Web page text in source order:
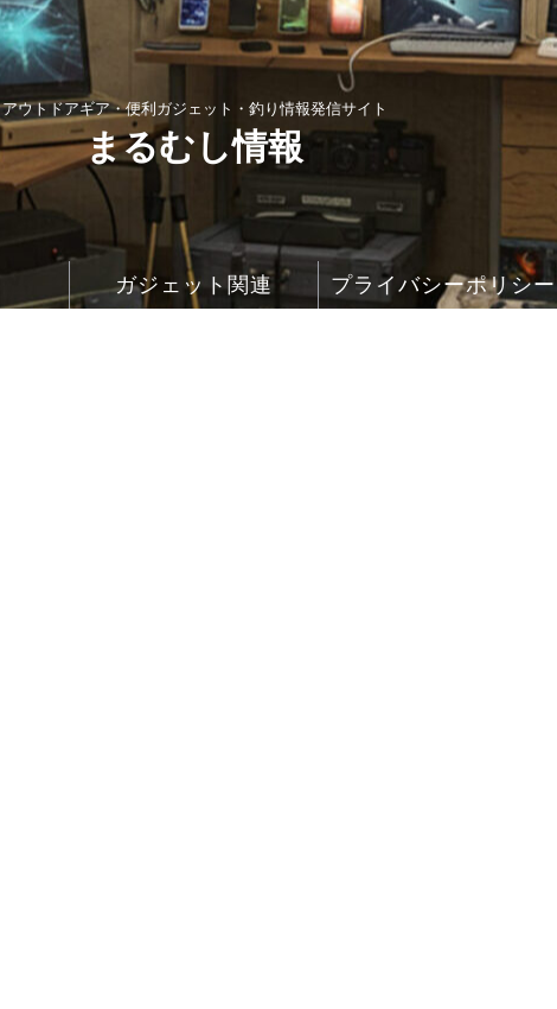
アウトドアギア・便利ガジェット・釣り情報発信サイト
まるむし情報
ガジェット関連 プライバシーポリシー